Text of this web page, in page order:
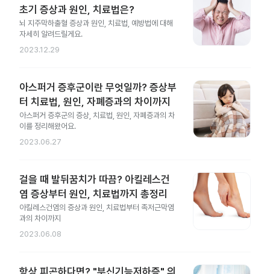
초기 증상과 원인, 치료법은?
뇌 지주막하출혈 증상과 원인, 치료법, 예방법에 대해
자세히 알려드릴게요.
2023.12.29
아스퍼거 증후군이란 무엇일까? 증상부
터 치료법, 원인, 자폐증과의 차이까지
아스퍼거 증후군의 증상, 치료법, 원인, 자폐증과의 차
이를 정리해왔어요.
2023.06.27
걸을 때 발뒤꿈치가 따끔? 아킬레스건
염 증상부터 원인, 치료법까지 총정리
아킬레스건염의 증상과 원인, 치료법부터 족저근막염
과의 차이까지
2023.06.08
항상 피곤하다면? "부신기능저하증" 의